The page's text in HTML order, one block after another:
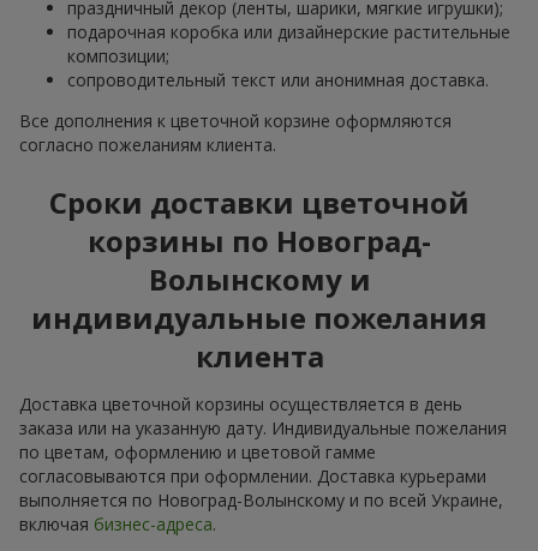
праздничный декор (ленты, шарики, мягкие игрушки);
подарочная коробка или дизайнерские растительные
композиции;
сопроводительный текст или анонимная доставка.
Все дополнения к цветочной корзине оформляются
согласно пожеланиям клиента.
Сроки доставки цветочной
корзины по Новоград-
Волынскому и
индивидуальные пожелания
клиента
Доставка цветочной корзины осуществляется в день
заказа или на указанную дату. Индивидуальные пожелания
по цветам, оформлению и цветовой гамме
согласовываются при оформлении. Доставка курьерами
выполняется по Новоград-Волынскому и по всей Украине,
включая бизнес-адреса.